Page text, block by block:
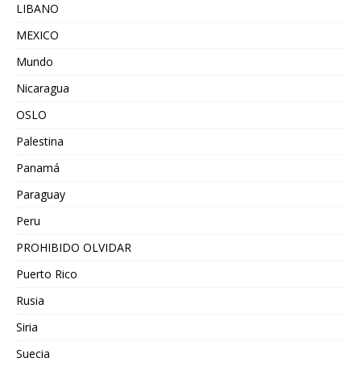
LIBANO
MEXICO
Mundo
Nicaragua
OSLO
Palestina
Panamá
Paraguay
Peru
PROHIBIDO OLVIDAR
Puerto Rico
Rusia
Siria
Suecia